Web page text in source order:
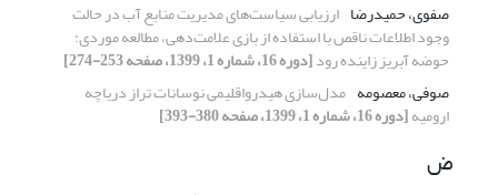
صفوی، حمیدرضا ارزیابی سیاست‌های مدیریت منابع آب در حالت
وجود اطلاعات ناقص با استفاده از بازی علامت‌دهی، مطالعه موردی:
حوضه آبریز زاینده رود[دوره 16، شماره 1، 1399، صفحه 253-274]
صوفی، معصومه مدل‌سازی هیدرواقلیمی نوسانات تراز دریاچه
ارومیه[دوره 16، شماره 1، 1399، صفحه 380-393]
ض